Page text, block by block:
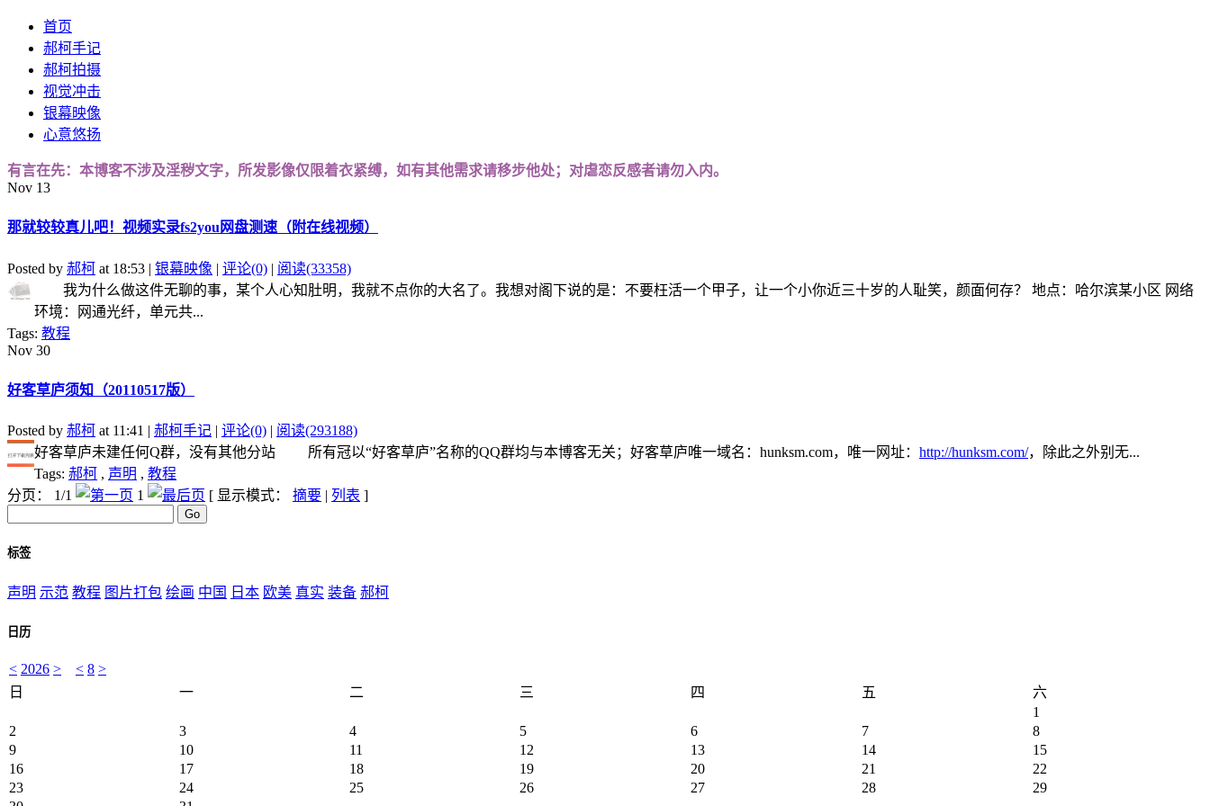
首页
郝柯手记
郝柯拍摄
视觉冲击
银幕映像
心意悠扬
有言在先：本博客不涉及淫秽文字，所发影像仅限着衣紧缚，如有其他需求请移步他处；对虐恋反感者请勿入内。
Nov 13
那就较较真儿吧！视频实录fs2you网盘测速（附在线视频）
Posted by 郝柯 at 18:53 | 银幕映像 | 评论(0) | 阅读(33358)
我为什么做这件无聊的事，某个人心知肚明，我就不点你的大名了。我想对阁下说的是：不要枉活一个甲子，让一个小你近三十岁的人耻笑，颜面何存？ 地点：哈尔滨某小区 网络
环境：网通光纤，单元共...
Tags: 教程
Nov 30
好客草庐须知（20110517版）
Posted by 郝柯 at 11:41 | 郝柯手记 | 评论(0) | 阅读(293188)
好客草庐未建任何Q群，没有其他分站 所有冠以“好客草庐”名称的QQ群均与本博客无关；好客草庐唯一域名：hunksm.com，唯一网址： http://hunksm.com/，除此之外别无...
Tags: 郝柯 , 声明 , 教程
分页： 1/1
1 [ 显示模式： 摘要 | 列表 ]
标签
声明 示范 教程 图片打包 绘画 中国 日本 欧美 真实 装备 郝柯
日历
< 2026 > < 8 >
日
一 二 三 四 五
六
1
2
3 4 5 6 7
8
9
10 11 12 13 14
15
16
17 18 19 20 21
22
23
24 25 26 27 28
29